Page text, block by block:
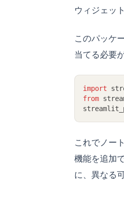
ウィジェッ
このパッケ
当てる必要
import
from
これでノー
機能を追加
に、異なる